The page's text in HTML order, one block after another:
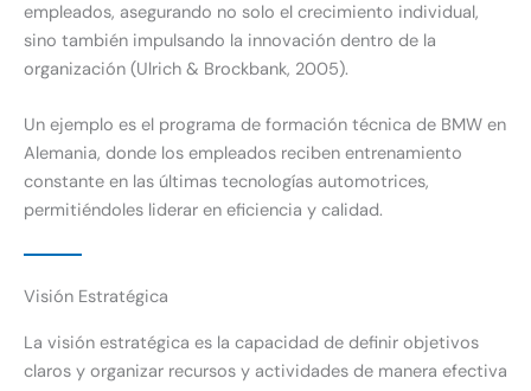
empleados, asegurando no solo el crecimiento individual,
sino también impulsando la innovación dentro de la
organización (Ulrich & Brockbank, 2005).
Un ejemplo es el programa de formación técnica de BMW en
Alemania, donde los empleados reciben entrenamiento
constante en las últimas tecnologías automotrices,
permitiéndoles liderar en eficiencia y calidad.
Visión Estratégica
La visión estratégica es la capacidad de definir objetivos
claros y organizar recursos y actividades de manera efectiva